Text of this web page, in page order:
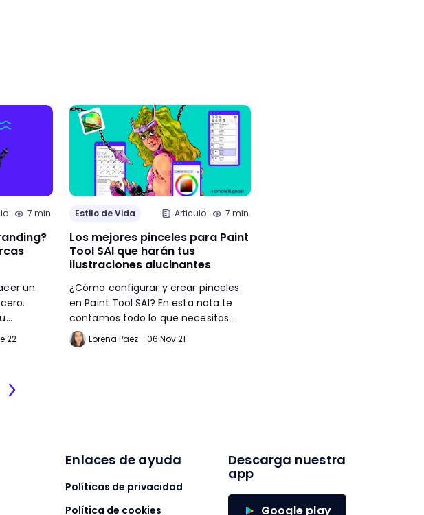
7 min.
un
tipos de
22
Estilo de Vida Articulo 7 min.
Los mejores pinceles para Paint
Tool SAI que harán tus
ilustraciones alucinantes
¿Cómo configurar y crear pinceles
en Paint Tool SAI? En esta nota te
contamos todo lo que necesitas
saber para personalizarlos.
Lorena Paez - 06 Nov 21
Enlaces de ayuda
Políticas de privacidad
Política de cookies
Descarga nuestra
app
Google play